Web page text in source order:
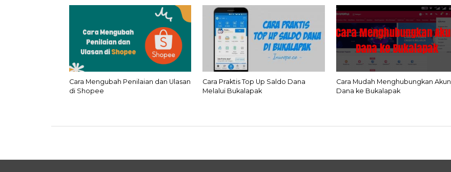
Cara Mengubah Penilaian dan Ulasan
di Shopee
Cara Praktis Top Up Saldo Dana
Melalui Bukalapak
Cara Mudah Menghubungkan Akun
Dana ke Bukalapak